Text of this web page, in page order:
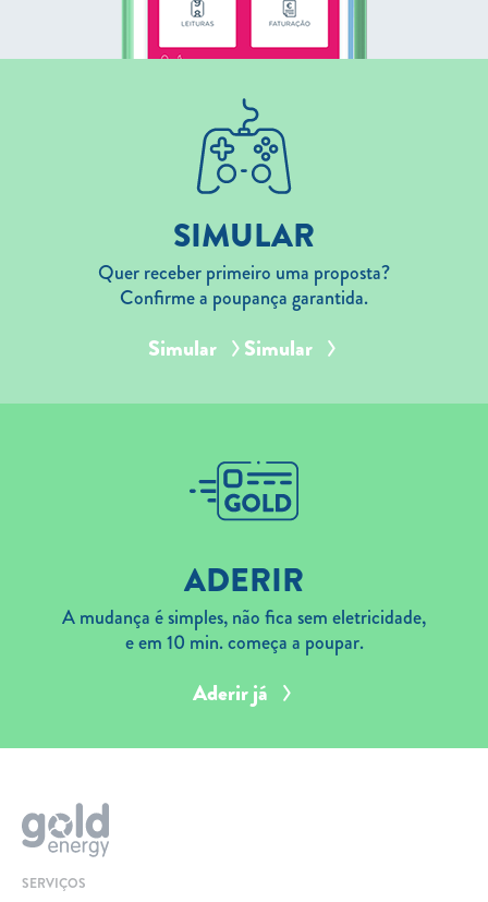
SIMULAR
Quer receber primeiro uma proposta?
Confirme a poupança garantida.
Simular Simular
ADERIR
A mudança é simples, não fica sem eletricidade,
e em 10 min. começa a poupar.
Aderir já
SERVIÇOS